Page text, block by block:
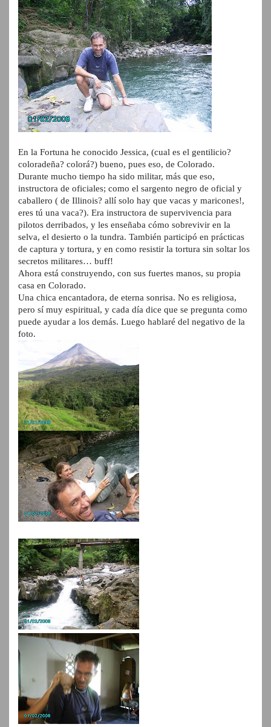
En la Fortuna he conocido Jessica, (cual es el gentilicio?
coloradeña? colorá?) bueno, pues eso, de Colorado.
Durante mucho tiempo ha sido militar, más que eso,
instructora de oficiales; como el sargento negro de oficial y
caballero ( de Illinois? allí solo hay que vacas y maricones!,
eres tú una vaca?). Era instructora de supervivencia para
pilotos derribados, y les enseñaba cómo sobrevivir en la
selva, el desierto o la tundra. También participó en prácticas
de captura y tortura, y en como resistir la tortura sin soltar los
secretos militares… buff!
Ahora está construyendo, con sus fuertes manos, su propia
casa en Colorado.
Una chica encantadora, de eterna sonrisa. No es religiosa,
pero sí muy espiritual, y cada día dice que se pregunta como
puede ayudar a los demás. Luego hablaré del negativo de la
foto.